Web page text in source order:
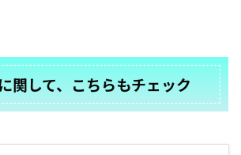
関して、こちらもチェック